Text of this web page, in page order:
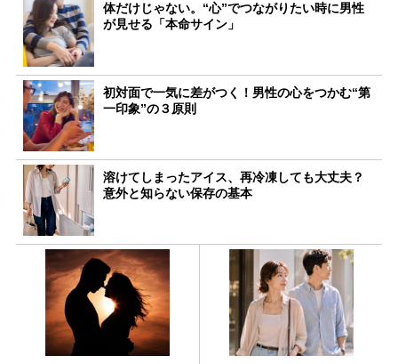
体だけじゃない。“心”でつながりたい時に男性
が見せる「本命サイン」
初対面で一気に差がつく！男性の心をつかむ“第
一印象”の３原則
溶けてしまったアイス、再冷凍しても大丈夫？
意外と知らない保存の基本